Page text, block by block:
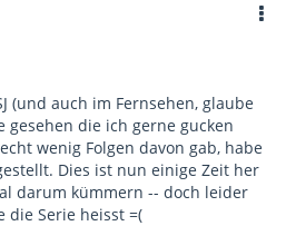
(und auch im Fernsehen, glaube
gesehen die ich gerne gucken
wenig Folgen davon gab, habe
Dies ist nun einige Zeit her
darum kümmern -- doch leider
Serie heisst =(